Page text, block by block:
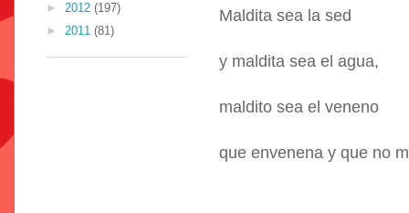
Maldita sea la sed
y maldita sea el agua,
maldito sea el veneno
que envenena y que no
► 2012 (197)
► 2011 (81)